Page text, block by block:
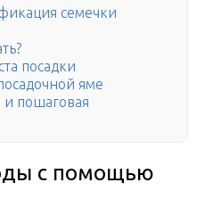
семечки
посадки
яме
пошаговая
с помощью